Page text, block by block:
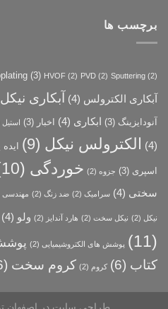
برچسب ها
(3) HVOF (2) PVD (2) Sputtering (2)
آبکاری الکترولس (4) آبکاری نیکل
آنودایزینگ (3) ابکاری (4) اخبار (3) استیل
(4)
الکترولس نیکل (9)
اسپری (3) جزوه (2) خوردگی (10)
سختی (4) سرامیک (2) ضد زنگ (2)
نیکل (2) نیکل سخت (2) هارد آندایز (2) ولو (4)
(11)
پوشش­ های الکتروشیمیایی (2)
کتاب (6) کروم (2) کروم سخت (6)
طراحی سایت در اصفهان